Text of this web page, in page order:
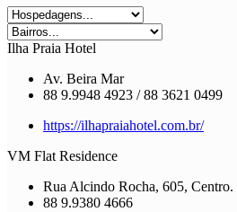
Ilha Praia Hotel
Av. Beira Mar
88 9.9948 4923 / 88 3621 0499
https://ilhapraiahotel.com.br/
VM Flat Residence
Rua Alcindo Rocha, 605, Centro.
88 9.9380 4666